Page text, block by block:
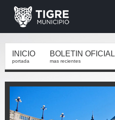
INICIO
portada
BOLETIN OFICIAL
mas recientes